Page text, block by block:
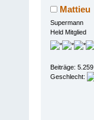
Mattieu
Supermann
Held Mitglied
Beiträge: 5.259
Geschlecht: